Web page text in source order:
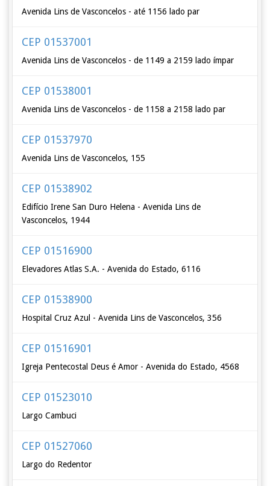
Avenida Lins de Vasconcelos - até 1156 lado par
CEP 01537001
Avenida Lins de Vasconcelos - de 1149 a 2159 lado ímpar
CEP 01538001
Avenida Lins de Vasconcelos - de 1158 a 2158 lado par
CEP 01537970
Avenida Lins de Vasconcelos, 155
CEP 01538902
Edifício Irene San Duro Helena - Avenida Lins de
Vasconcelos, 1944
CEP 01516900
Elevadores Atlas S.A. - Avenida do Estado, 6116
CEP 01538900
Hospital Cruz Azul - Avenida Lins de Vasconcelos, 356
CEP 01516901
Igreja Pentecostal Deus é Amor - Avenida do Estado, 4568
CEP 01523010
Largo Cambuci
CEP 01527060
Largo do Redentor